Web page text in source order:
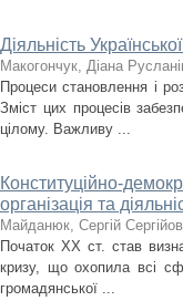
Діяльність
Макогончук, Діана
Процеси становлення і
Зміст цих процесів
цілому. Важливу ...
Конституційно-
організація та
Майданюк, Сергій
Початок ХХ ст. став
кризу, що охопила всі
громадянської ...